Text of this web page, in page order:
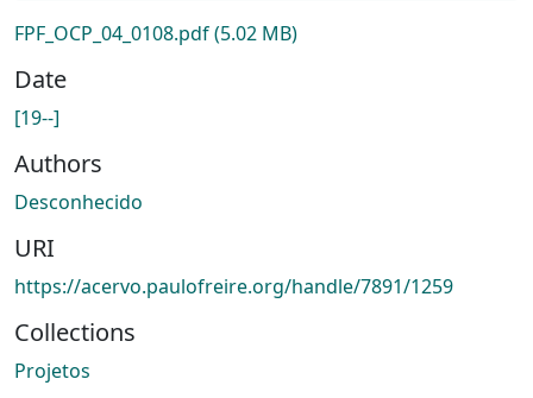
FPF_OCP_04_0108.pdf(5.02 MB)
Date
[19--]
Authors
Desconhecido
URI
https://acervo.paulofreire.org/handle/7891/1259
Collections
Projetos